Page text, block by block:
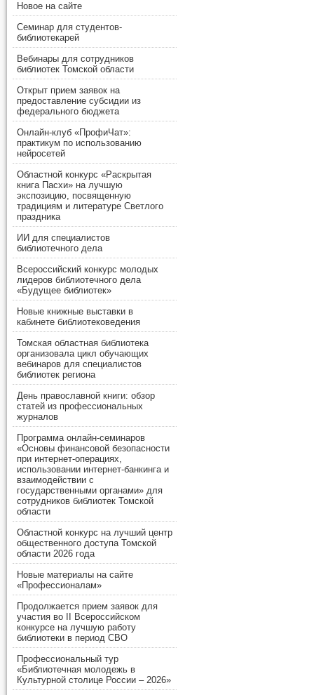
Новое на сайте
Семинар для студентов-
библиотекарей
Вебинары для сотрудников
библиотек Томской области
Открыт прием заявок на
предоставление субсидии из
федерального бюджета
Онлайн-клуб «ПрофиЧат»:
практикум по использованию
нейросетей
Областной конкурс «Раскрытая
книга Пасхи» на лучшую
экспозицию, посвященную
традициям и литературе Светлого
праздника
ИИ для специалистов
библиотечного дела
Всероссийский конкурс молодых
лидеров библиотечного дела
«Будущее библиотек»
Новые книжные выставки в
кабинете библиотековедения
Томская областная библиотека
организовала цикл обучающих
вебинаров для специалистов
библиотек региона
День православной книги: обзор
статей из профессиональных
журналов
Программа онлайн-семинаров
«Основы финансовой безопасности
при интернет-операциях,
использовании интернет-банкинга и
взаимодействии с
государственными органами» для
сотрудников библиотек Томской
области
Областной конкурс на лучший центр
общественного доступа Томской
области 2026 года
Новые материалы на сайте
«Профессионалам»
Продолжается прием заявок для
участия во II Всероссийском
конкурсе на лучшую работу
библиотеки в период СВО
Профессиональный тур
«Библиотечная молодежь в
Культурной столице России – 2026»